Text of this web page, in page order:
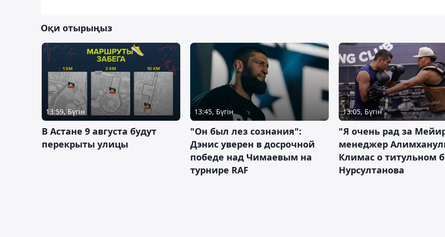
Оқи отырыңыз
13:59, Бүгін
В Астане 9 августа будут
перекрыты улицы
13:45, Бүгін
"Он был лез сознания":
Дэнис уверен в досрочной
победе над Чимаевым на
турнире RAF
13:05, Бүгін
"Я очень рад за
менеджер
Климас о титульном
Нурсултанова